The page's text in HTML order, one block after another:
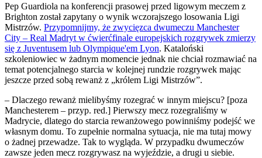
Pep Guardiola na konferencji prasowej przed ligowym meczem z
Brighton został zapytany o wynik wczorajszego losowania Ligi
Mistrzów. Przypomnijmy, że zwycięzca dwumeczu Manchester
City – Real Madryt w ćwierćfinale europejskich rozgrywek zmierzy
się z Juventusem lub Olympique'em Lyon. Kataloński
szkoleniowiec w żadnym momencie jednak nie chciał rozmawiać na
temat potencjalnego starcia w kolejnej rundzie rozgrywek mając
jeszcze przed sobą rewanż z „królem Ligi Mistrzów”.
– Dlaczego rewanż mielibyśmy rozegrać w innym miejscu? [poza
Manchesterem – przyp. red.] Pierwszy mecz rozegraliśmy w
Madrycie, dlatego do starcia rewanżowego powinniśmy podejść we
własnym domu. To zupełnie normalna sytuacja, nie ma tutaj mowy
o żadnej przewadze. Tak to wygląda. W przypadku dwumeczów
zawsze jeden mecz rozgrywasz na wyjeździe, a drugi u siebie.